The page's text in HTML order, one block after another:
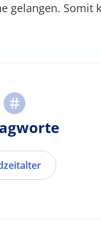
gelangen. Somit